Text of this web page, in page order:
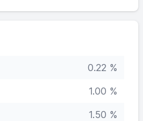
0.22 %
1.00 %
1.50 %